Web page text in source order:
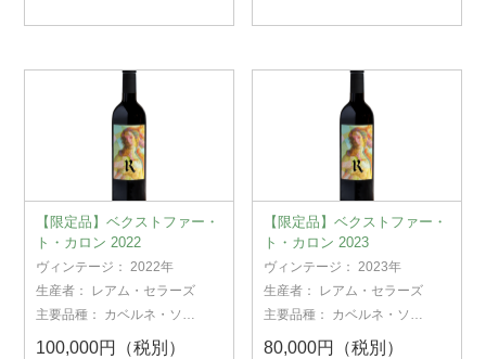
【限定品】ベクストファー・
ト・カロン 2022
ヴィンテージ：2022年
生産者：
レアム・セラーズ
主要品種： カベルネ・ソー
100,000円（税別）
【限定品】ベクストファー・
ト・カロン 2023
ヴィンテージ：2023年
生産者：
レアム・セラーズ
主要品種： カベルネ・ソー
80,000円（税別）